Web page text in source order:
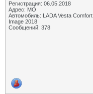
Регистрация: 06.05.2018
Адрес: МО
Автомобиль: LADA Vesta Comfort
Image 2018
Сообщений: 378